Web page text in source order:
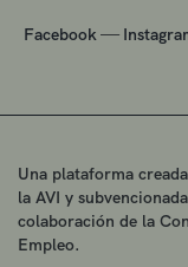
Facebook —
Una plataforma
la AVI y
colaboración de la
Empleo.